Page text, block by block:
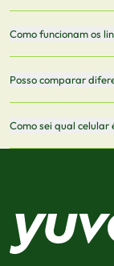
5G.
vendedor antes
informações mais
Como funcionam os
comissão sem
Posso comparar
Sim! Você pode
Como sei qual celular
processador e
para encontrar o